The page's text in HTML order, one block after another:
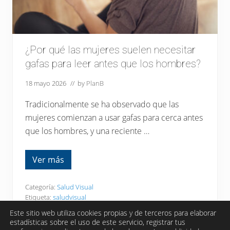
g
r
u
v
i
i
n
¿Por qué las mujeres suelen necesitar
gafas para leer antes que los hombres?
18 mayo 2026 // by PlanB
Tradicionalmente se ha observado que las
mujeres comienzan a usar gafas para cerca antes
que los hombres, y una reciente …
¿
P
r
q
u
é
Ver más
Categoría: Salud Visual
Etiqueta: saludvisual
Este sitio web utiliza cookies propias y de terceros para elaborar
estadísticas sobre el uso de este servicio, registrar tus